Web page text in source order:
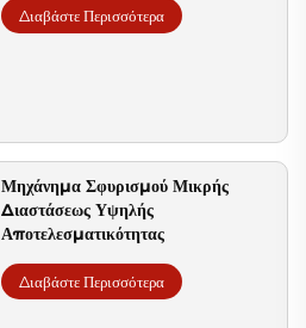
Διαβάστε Περισσότερα
Μηχάνημα Σφυρισμού Μικρής
Διαστάσεως Υψηλής
Αποτελεσματικότητας
Διαβάστε Περισσότερα